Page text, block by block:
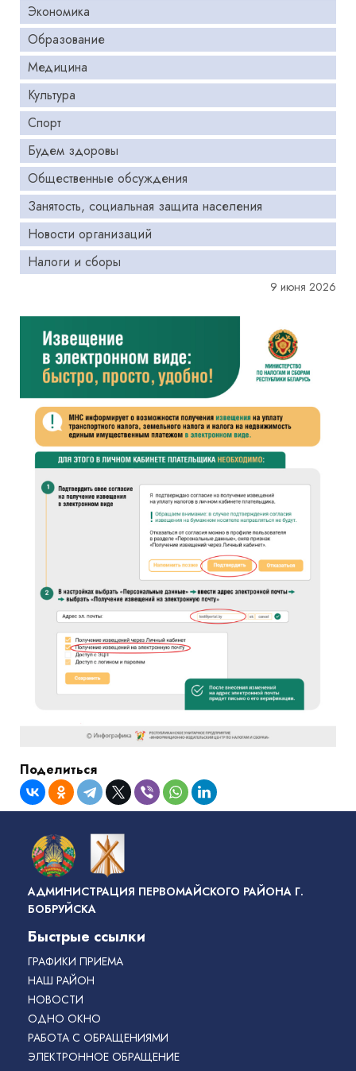
Экономика
Образование
Медицина
Культура
Спорт
Будем здоровы
Общественные обсуждения
Занятость, социальная защита населения
Новости организаций
Налоги и сборы
9 июня 2026
Поделиться
АДМИНИСТРАЦИЯ ПЕРВОМАЙСКОГО РАЙОНА Г.
БОБРУЙСКА
Быстрые ссылки
ГРАФИКИ ПРИЕМА
НАШ РАЙОН
НОВОСТИ
ОДНО ОКНО
РАБОТА С ОБРАЩЕНИЯМИ
ЭЛЕКТРОННОЕ ОБРАЩЕНИЕ